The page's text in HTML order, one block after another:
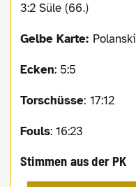
3:2 Süle (66.)
Gelbe Karte: Polanski
Ecken: 5:5
Torschüsse: 17:12
Fouls: 16:23
Stimmen aus der PK